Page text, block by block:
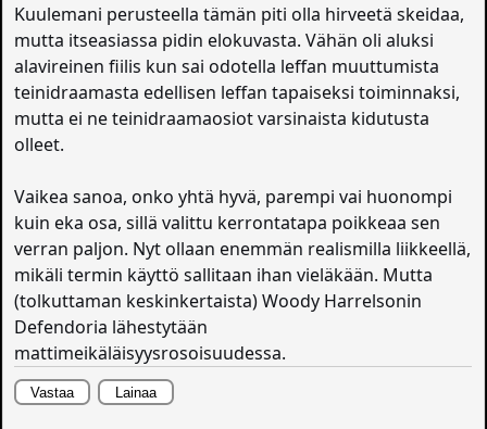
Kuulemani perusteella tämän piti olla hirveetä skeidaa,
mutta itseasiassa pidin elokuvasta. Vähän oli aluksi
alavireinen fiilis kun sai odotella leffan muuttumista
teinidraamasta edellisen leffan tapaiseksi toiminnaksi,
mutta ei ne teinidraamaosiot varsinaista kidutusta
olleet.
Vaikea sanoa, onko yhtä hyvä, parempi vai huonompi
kuin eka osa, sillä valittu kerrontatapa poikkeaa sen
verran paljon. Nyt ollaan enemmän realismilla liikkeellä,
mikäli termin käyttö sallitaan ihan vieläkään. Mutta
(tolkuttaman keskinkertaista) Woody Harrelsonin
Defendoria lähestytään
mattimeikäläisyysrosoisuudessa.
Vastaa Lainaa